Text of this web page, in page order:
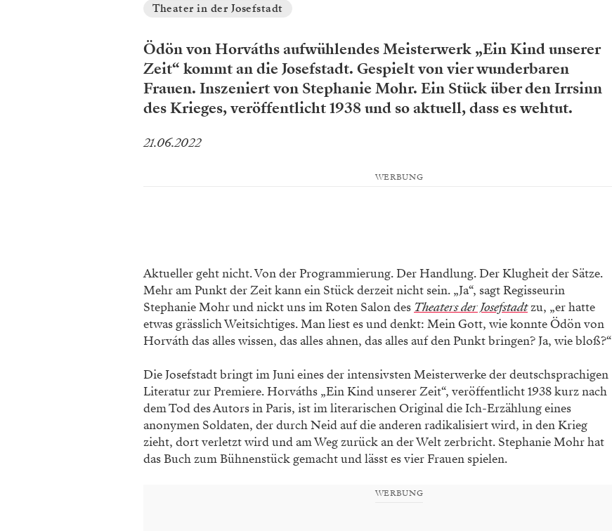
Theater in der Josefstadt
Ödön von Horváths aufwühlendes Meisterwerk „Ein Kind unserer
Zeit“ kommt an die Josefstadt. Gespielt von vier wunderbaren
Frauen. ­Inszeniert von Stephanie Mohr. Ein Stück über den Irrsinn
des Krieges, ­veröffentlicht 1938 und so aktuell, dass es wehtut.
21.06.2022
WERBUNG
Aktueller geht nicht. Von der Programmierung. Der Handlung. Der Klugheit der Sätze.
Mehr am Punkt der Zeit kann ein Stück derzeit nicht sein. „Ja“, sagt Regisseurin
Stephanie Mohr und nickt uns im Roten Salon des Theaters der Josefstadtzu, „er hatte
etwas grässlich Weitsichtiges. Man liest es und denkt: Mein Gott, wie konnte Ödön von
Horváth das alles wissen, das alles ahnen, das alles auf den Punkt bringen? Ja, wie bloß?“
Die Josefstadt bringt im Juni eines der intensivsten Meisterwerke der deutschsprachigen
Literatur zur Premiere. Horváths „Ein Kind unserer Zeit“, veröffentlicht 1938 kurz nach
dem Tod des Autors in Paris, ist im literarischen Original die Ich-Erzählung eines
anonymen Soldaten, der durch Neid auf die anderen radikalisiert wird, in den Krieg
zieht, dort verletzt wird und am Weg zurück an der Welt zerbricht. Stephanie Mohr hat
das Buch zum Bühnenstück gemacht und lässt es vier Frauen spielen.
WERBUNG